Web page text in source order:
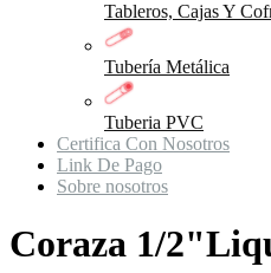
Tableros, Cajas Y
Tubería Metálica
Tuberia PVC
Certifica Con Nosotros
Link De Pago
Sobre nosotros
Coraza 1/